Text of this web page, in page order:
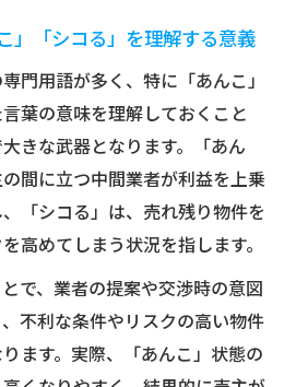
」「シコる」を理解する意義
門用語が多く、特に「あんこ」
葉の意味を理解しておくこと
きな武器となります。「あん
間に立つ中間業者が利益を上乗
「シコる」は、売れ残り物件を
高めてしまう状況を指します。
で、業者の提案や交渉時の意図
不利な条件やリスクの高い物件
ます。実際、「あんこ」状態の